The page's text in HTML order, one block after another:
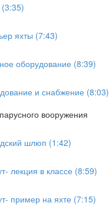
яхты (7:43)
оборудование (8:39)
и снабжение (8:03)
вооружения
шлюп (1:42)
лекция в классе (8:59)
пример на яхте (7:15)